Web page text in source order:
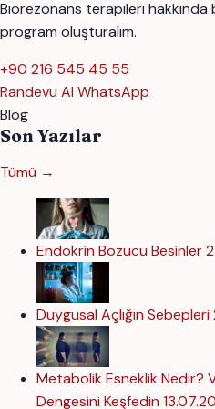
Biorezonans terapileri hakkında
program oluşturalım.
+90 216 545 45 55
Randevu Al WhatsApp
Blog
Son Yazılar
Tümü →
Endokrin Bozucu Besinler
Duygusal Açlığın Sebepleri
Metabolik Esneklik Nedir?
Dengesini Keşfedin